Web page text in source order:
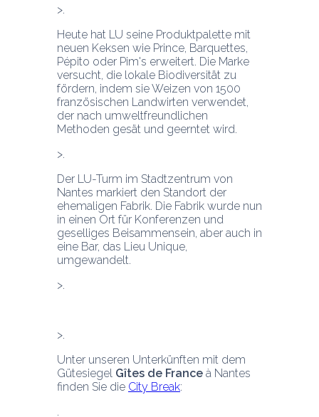
Heute hat LU seine Produktpalette mit
neuen Keksen wie Prince, Barquettes,
Pépito oder Pim's erweitert. Die Marke
versucht, die lokale Biodiversität zu
fördern, indem sie Weizen von 1500
französischen Landwirten verwendet,
der nach umweltfreundlichen
Methoden gesät und geerntet wird.
Der LU-Turm im Stadtzentrum von
Nantes markiert den Standort der
ehemaligen Fabrik. Die Fabrik wurde nun
in einen Ort für Konferenzen und
geselliges Beisammensein, aber auch in
eine Bar, das Lieu Unique,
umgewandelt.
Unter unseren Unterkünften mit dem
Gütesiegel Gîtes de France à Nantes
finden Sie die City Break: